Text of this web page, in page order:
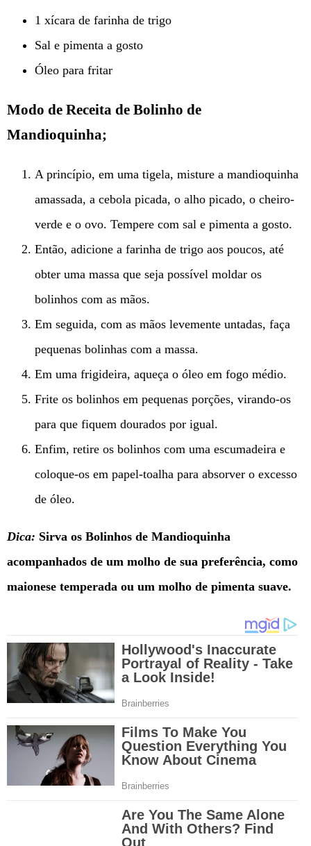
1 xícara de farinha de trigo
Sal e pimenta a gosto
Óleo para fritar
Modo de Receita de Bolinho de
Mandioquinha;
A princípio, em uma tigela, misture a mandioquinha
amassada, a cebola picada, o alho picado, o cheiro-
verde e o ovo. Tempere com sal e pimenta a gosto.
Então, adicione a farinha de trigo aos poucos, até
obter uma massa que seja possível moldar os
bolinhos com as mãos.
Em seguida, com as mãos levemente untadas, faça
pequenas bolinhas com a massa.
Em uma frigideira, aqueça o óleo em fogo médio.
Frite os bolinhos em pequenas porções, virando-os
para que fiquem dourados por igual.
Enfim, retire os bolinhos com uma escumadeira e
coloque-os em papel-toalha para absorver o excesso
de óleo.
Dica: Sirva os Bolinhos de Mandioquinha
acompanhados de um molho de sua preferência, como
maionese temperada ou um molho de pimenta suave.